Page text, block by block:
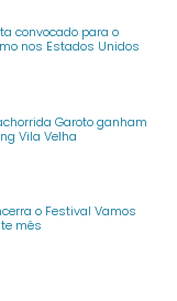
convocado para o
nos Estados Unidos
Garoto ganham
Vila Velha
o Festival Vamos
mês